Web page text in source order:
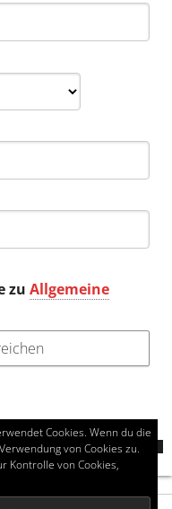
zu Allgemeine
Cookies. Wenn du die
von Cookies zu.
Kontrolle von Cookies,